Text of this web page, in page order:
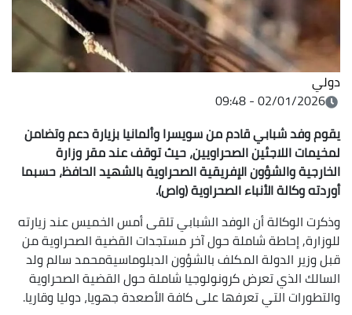
دولي
02/01/2026 - 09:48
يقوم وفد شبابي قادم من سويسرا وألمانيا بزيارة دعم وتضامن
لمخيمات اللاجئين الصحراويين، حيث توقف عند مقر وزارة
الخارجية والشؤون الإفريقية الصحراوية بالشهيد الحافظ، حسبما
أوردته وكالة الأنباء الصحراوية (واص).
وذكرت الوكالة أن الوفد الشبابي تلقى أمس الخميس عند زيارته
للوزارة, إحاطة شاملة حول آخر مستجدات القضية الصحراوية من
قبل وزير الدولة المكلف بالشؤون الدبلوماسيةمحمد سالم ولد
السالك الذي تعرض كرونولوجيا شاملة حول القضية الصحراوية
والتطورات التي تعرفها على كافة الأصعدة جهويا، دوليا وقاريا.